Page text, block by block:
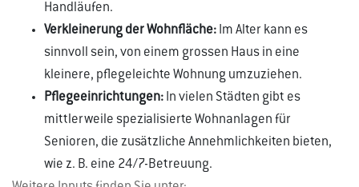
Handläufen.
Verkleinerung der Wohnfläche: Im Alter kann es
sinnvoll sein, von einem grossen Haus in eine
kleinere, pflegeleichte Wohnung umzuziehen.
Pflegeeinrichtungen: In vielen Städten gibt es
mittlerweile spezialisierte Wohnanlagen für
Senioren, die zusätzliche Annehmlichkeiten bieten,
wie z. B. eine 24/7-Betreuung.